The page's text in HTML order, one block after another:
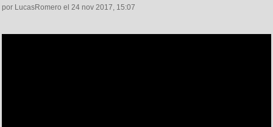
por LucasRomero el 24 nov 2017, 15:07